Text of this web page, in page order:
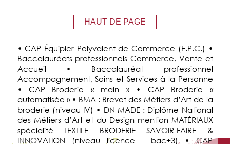
HAUT DE PAGE
• CAP Équipier Polyvalent de Commerce (E.P.C.) •
Baccalauréats professionnels Commerce, Vente et
Accueil • Baccalauréat professionnel
Accompagnement, Soins et Services à la Personne
• CAP Broderie « main » • CAP Broderie «
automatisée » • BMA : Brevet des Métiers d’Art de la
broderie (niveau IV) • DN MADE : Diplôme National
des Métiers d’Art et du Design mention MATÉRIAUX
spécialité TEXTILE BRODERIE SAVOIR-FAIRE &
INNOVATION (niveau licence - bac+3) • CAP